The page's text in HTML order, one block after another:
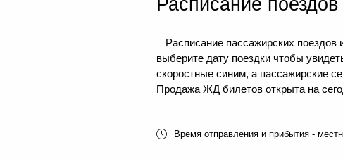
Расписание пассажирских
выберите дату поездки чтобы
скоростные синим, а пассажирские
Продажа ЖД билетов открыта на
Время отправления и прибытия -